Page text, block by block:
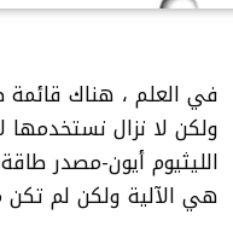
في العلم ، هناك قائمة
ولكن لا نزال نستخدمها
الليثيوم أيون-مصدر
هي الآلية ولكن لم تكن